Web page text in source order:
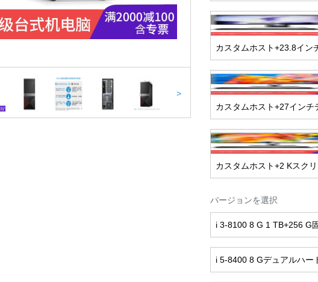
>
カスタムホスト+23.8イン
カスタムホスト+27インチ
カスタムホスト+2 Kスク
バージョンを選択
i 3-8100 8 G 1 TB+256 G
i 5-8400 8 Gデュアルハー